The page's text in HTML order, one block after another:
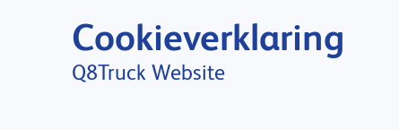
Cookieverklaring
Q8Truck Website